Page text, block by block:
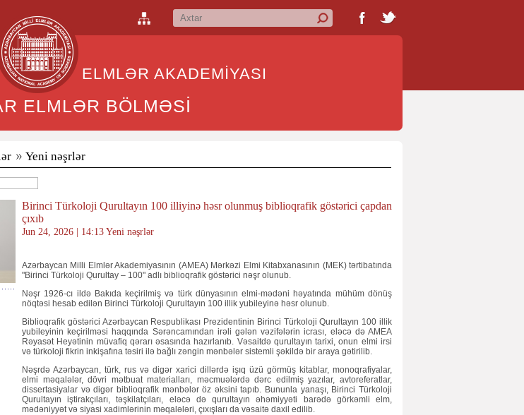
ELMLƏR AKADEMİYASI
ELMLƏR BÖLMƏSİ
Yeni nəşrlər
Birinci Türkoloji Qurultayın 100 illiyinə həsr olunmuş biblioqrafik göstərici çapdan
çıxıb
Jun 24, 2026 | 14:13 Yeni nəşrlər
Azərbaycan Milli Elmlər Akademiyasının (AMEA) Mərkəzi Elmi Kitabxanasının (MEK) tərtibatında
"Birinci Türkoloji Qurultay – 100" adlı biblioqrafik göstərici nəşr olunub.
Nəşr 1926-cı ildə Bakıda keçirilmiş və türk dünyasının elmi-mədəni həyatında mühüm dönüş
nöqtəsi hesab edilən Birinci Türkoloji Qurultayın 100 illik yubileyinə həsr olunub.
Biblioqrafik göstərici Azərbaycan Respublikası Prezidentinin Birinci Türkoloji Qurultayın 100 illik
yubileyinin keçirilməsi haqqında Sərəncamından irəli gələn vəzifələrin icrası, eləcə də AMEA
Rəyasət Heyətinin müvafiq qərarı əsasında hazırlanıb. Vəsaitdə qurultayın tarixi, onun elmi irsi
və türkoloji fikrin inkişafına təsiri ilə bağlı zəngin mənbələr sistemli şəkildə bir araya gətirilib.
Nəşrdə Azərbaycan, türk, rus və digər xarici dillərdə işıq üzü görmüş kitablar, monoqrafiyalar,
elmi məqalələr, dövri mətbuat materialları, məcmuələrdə dərc edilmiş yazılar, avtoreferatlar,
dissertasiyalar və digər biblioqrafik mənbələr öz əksini tapıb. Bununla yanaşı, Birinci Türkoloji
Qurultayın iştirakçıları, təşkilatçıları, eləcə də qurultayın əhəmiyyəti barədə görkəmli elm,
mədəniyyət və siyasi xadimlərinin məqalələri, çıxışları da vəsaitə daxil edilib.